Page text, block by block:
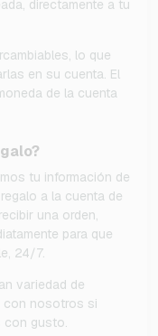
directamente a tu
lo que
en su cuenta. El
de la cuenta
tu información de
a la cuenta de
una orden,
para que
24/7.
variedad de
con nosotros si
con gusto.